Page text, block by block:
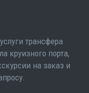
трансфера
круизного порта,
на заказ и